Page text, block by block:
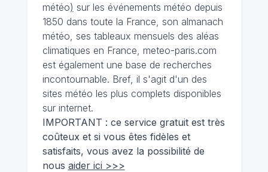
météo) sur les événements météo depuis
1850 dans toute la France, son almanach
météo, ses tableaux mensuels des aléas
climatiques en France, meteo-paris.com
est également une base de recherches
incontournable. Bref, il s'agit d'un des
sites météo les plus complets disponibles
sur internet.
IMPORTANT : ce service gratuit est très
coûteux et si vous êtes fidèles et
satisfaits, vous avez la possibilité de
nous aider ici >>>